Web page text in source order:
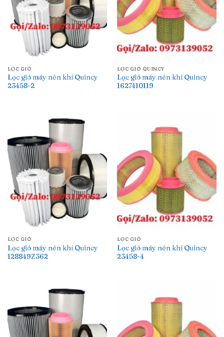
LỌC GIÓ
Lọc gió máy nén khí Quincy
23458-2
LỌC GIÓ QUINCY
Lọc gió máy nén khí Quincy
1627410119
LỌC GIÓ
Lọc gió máy nén khí Quincy
128849Z362
LỌC GIÓ
Lọc gió máy nén khí Quincy
23458-4